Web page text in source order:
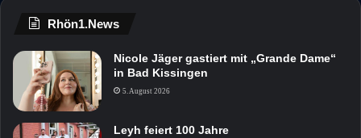
Rhön1.News
Nicole Jäger gastiert mit „Grande Dame“
in Bad Kissingen
5. August 2026
Leyh feiert 100 Jahre